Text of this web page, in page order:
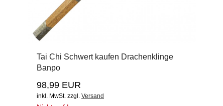
Tai Chi Schwert kaufen Drachenklinge
Banpo
98,99 EUR
inkl. MwSt. zzgl. Versand